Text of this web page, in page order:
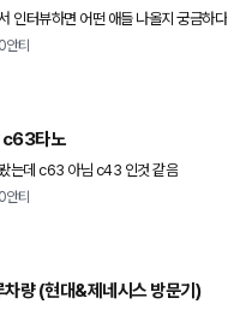
인터뷰하면 어떤 애들 나올지 궁금하다
티
c63타노
는데 c63 아님 c43 인것 같음
티
차량 (현대&제네시스 방문기)